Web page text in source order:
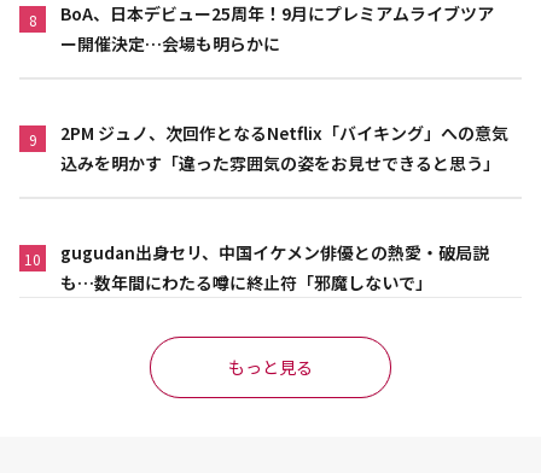
8
BoA、日本デビュー25周年！9月にプレミアムライブツア
ー開催決定…会場も明らかに
9
2PM ジュノ、次回作となるNetflix「バイキング」への意気
込みを明かす「違った雰囲気の姿をお見せできると思う」
10
gugudan出身セリ、中国イケメン俳優との熱愛・破局説
も…数年間にわたる噂に終止符「邪魔しないで」
もっと見る